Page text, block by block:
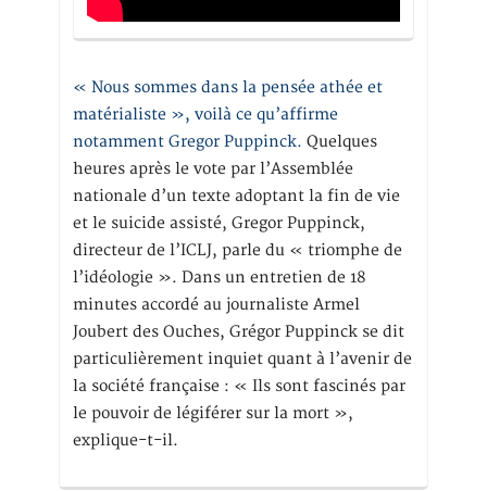
« Nous sommes dans la pensée athée et
matérialiste », voilà ce qu’affirme
notamment Gregor Puppinck. Quelques
heures après le vote par l’Assemblée
nationale d’un texte adoptant la fin de vie
et le suicide assisté, Gregor Puppinck,
directeur de l’ICLJ, parle du « triomphe de
l’idéologie ». Dans un entretien de 18
minutes accordé au journaliste Armel
Joubert des Ouches, Grégor Puppinck se dit
particulièrement inquiet quant à l’avenir de
la société française : « Ils sont fascinés par
le pouvoir de légiférer sur la mort »,
explique-t-il.